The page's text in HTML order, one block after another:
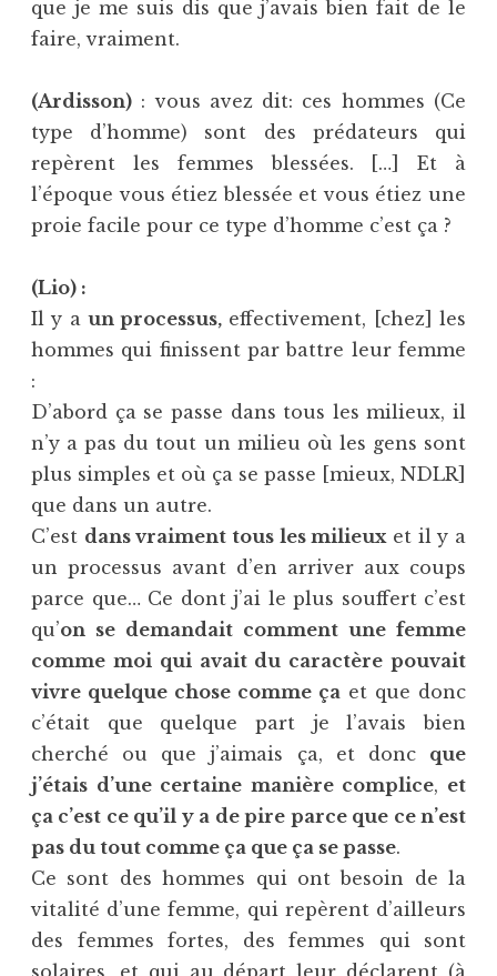
que je me suis dis que j’avais bien fait de le
faire, vraiment.
(Ardisson) : vous avez dit: ces hommes (Ce
type d’homme) sont des prédateurs qui
repèrent les femmes blessées. […] Et à
l’époque vous étiez blessée et vous étiez une
proie facile pour ce type d’homme c’est ça ?
(Lio) :
Il y a un processus, effectivement, [chez] les
hommes qui finissent par battre leur femme
:
D’abord ça se passe dans tous les milieux, il
n’y a pas du tout un milieu où les gens sont
plus simples et où ça se passe [mieux, NDLR]
que dans un autre.
C’est dans vraiment tous les milieuxet il y a
un processus avant d’en arriver aux coups
parce que… Ce dont j’ai le plus souffert c’est
qu’on se demandait comment une femme
comme moi qui avait du caractère pouvait
vivre quelque chose comme ça et que donc
c’était que quelque part je l’avais bien
cherché ou que j’aimais ça, et donc que
j’étais d’une certaine manière complice, et
ça c’est ce qu’il y a de pire parce que ce n’est
pas du tout comme ça que ça se passe.
Ce sont des hommes qui ont besoin de la
vitalité d’une femme, qui repèrent d’ailleurs
des femmes fortes, des femmes qui sont